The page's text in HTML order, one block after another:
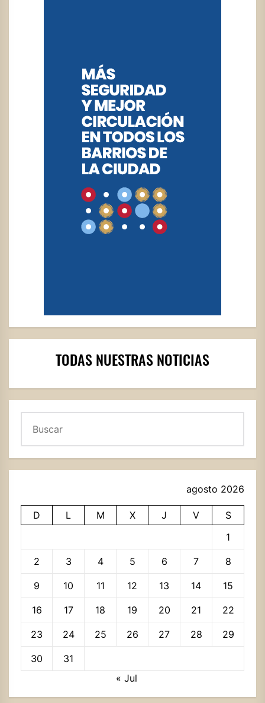
TODAS NUESTRAS NOTICIAS
agosto 2026
D L M X J V
S
1
2 3 4 5 6 7 8
9 10 11 12 13 14 15
16 17 18 19 20 21 22
23 24 25 26 27 28 29
30
31
« Jul